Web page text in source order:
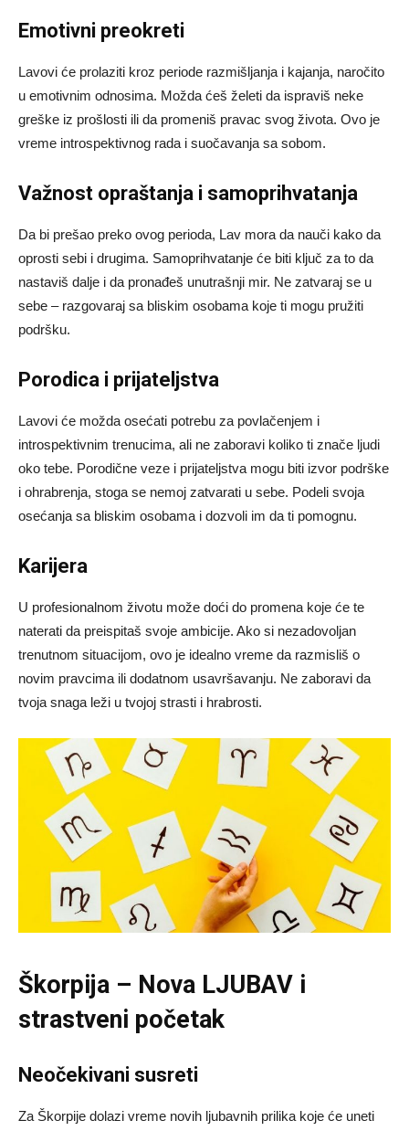
Emotivni preokreti
Lavovi će prolaziti kroz periode razmišljanja i kajanja, naročito
u emotivnim odnosima. Možda ćeš želeti da ispraviš neke
greške iz prošlosti ili da promeniš pravac svog života. Ovo je
vreme introspektivnog rada i suočavanja sa sobom.
Važnost opraštanja i samoprihvatanja
Da bi prešao preko ovog perioda, Lav mora da nauči kako da
oprosti sebi i drugima. Samoprihvatanje će biti ključ za to da
nastaviš dalje i da pronađeš unutrašnji mir. Ne zatvaraj se u
sebe – razgovaraj sa bliskim osobama koje ti mogu pružiti
podršku.
Porodica i prijateljstva
Lavovi će možda osećati potrebu za povlačenjem i
introspektivnim trenucima, ali ne zaboravi koliko ti znače ljudi
oko tebe. Porodične veze i prijateljstva mogu biti izvor podrške
i ohrabrenja, stoga se nemoj zatvarati u sebe. Podeli svoja
osećanja sa bliskim osobama i dozvoli im da ti pomognu.
Karijera
U profesionalnom životu može doći do promena koje će te
naterati da preispitaš svoje ambicije. Ako si nezadovoljan
trenutnom situacijom, ovo je idealno vreme da razmisliš o
novim pravcima ili dodatnom usavršavanju. Ne zaboravi da
tvoja snaga leži u tvojoj strasti i hrabrosti.
Škorpija – Nova LJUBAV i
strastveni početak
Neočekivani susreti
Za Škorpije dolazi vreme novih ljubavnih prilika koje će uneti